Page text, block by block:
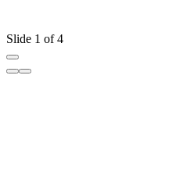
Slide 1 of 4